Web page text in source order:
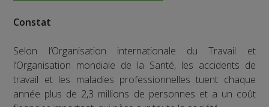
Constat
Selon l’Organisation internationale du Travail et
l’Organisation mondiale de la Santé, les accidents de
travail et les maladies professionnelles tuent chaque
année plus de 2,3 millions de personnes et a un coût